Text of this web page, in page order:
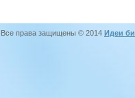
Все права защищены © 2014 Идеи